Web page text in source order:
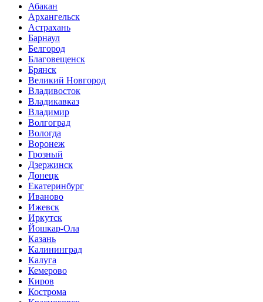
Абакан
Архангельск
Астрахань
Барнаул
Белгород
Благовещенск
Брянск
Великий Новгород
Владивосток
Владикавказ
Владимир
Волгоград
Вологда
Воронеж
Грозный
Дзержинск
Донецк
Екатеринбург
Иваново
Ижевск
Иркутск
Йошкар-Ола
Казань
Калининград
Калуга
Кемерово
Киров
Кострома